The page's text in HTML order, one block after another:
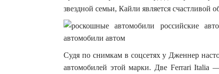
звездной семьи, Кайли является счастливой
Судя по снимкам в соцсетях у Дженнер
автомобилей этой марки. Две Ferrari Italia